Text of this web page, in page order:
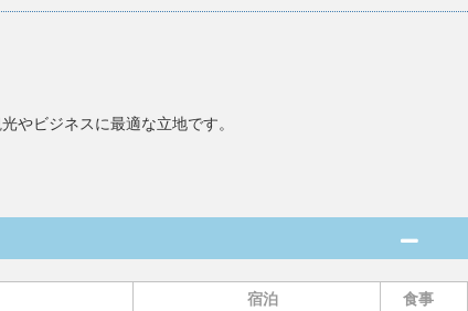
やビジネスに最適な立地です。
宿泊
食事